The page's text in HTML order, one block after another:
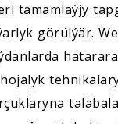
tamamlaýjy
görülýär.